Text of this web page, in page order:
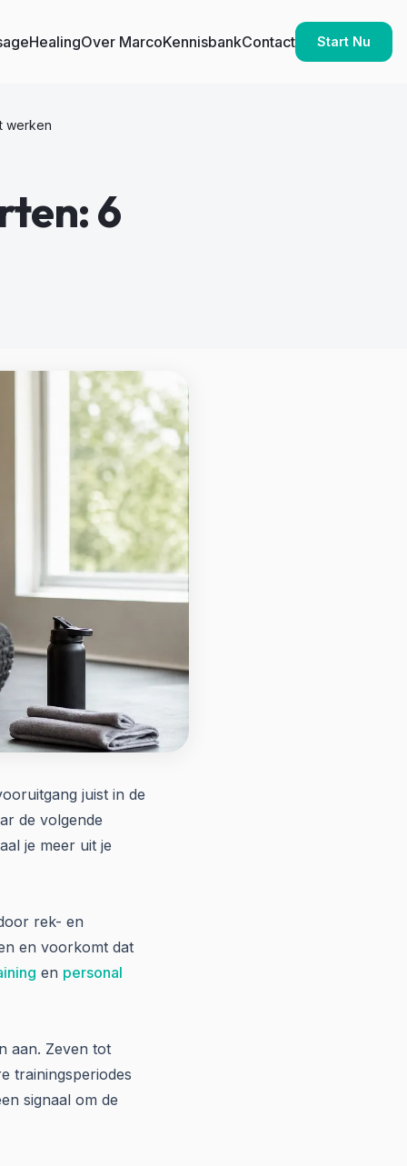
HealingOver MarcoKennisbankContact Start Nu
werken
6
juist in de
de volgende
je meer uit je
rek- en
en voorkomt dat
en personal
aan. Zeven tot
trainingsperiodes
signaal om de